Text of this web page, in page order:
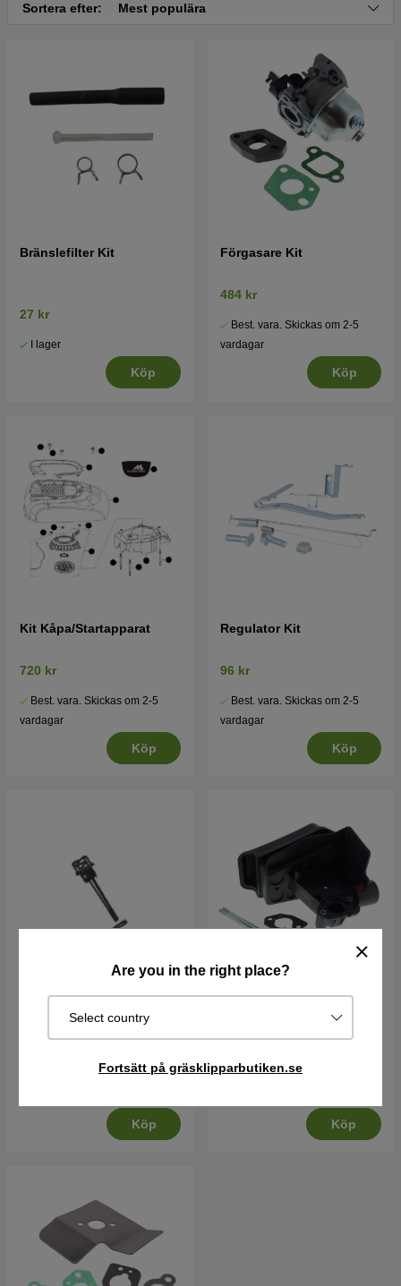
Are you in the right place?
Select country
Fortsätt på gräsklipparbutiken.se
Sortera efter: Mest populära
Bränslefilter Kit
27 kr
I lager
Köp
Förgasare Kit
484 kr
Best. vara. Skickas om 2-5
vardagar
Köp
Kit Kåpa/Startapparat
720 kr
Best. vara. Skickas om 2-5
vardagar
Köp
Regulator Kit
96 kr
Best. vara. Skickas om 2-5
vardagar
Köp
Best. vara. Skickas om 2-5
Köp
286 kr
Köp